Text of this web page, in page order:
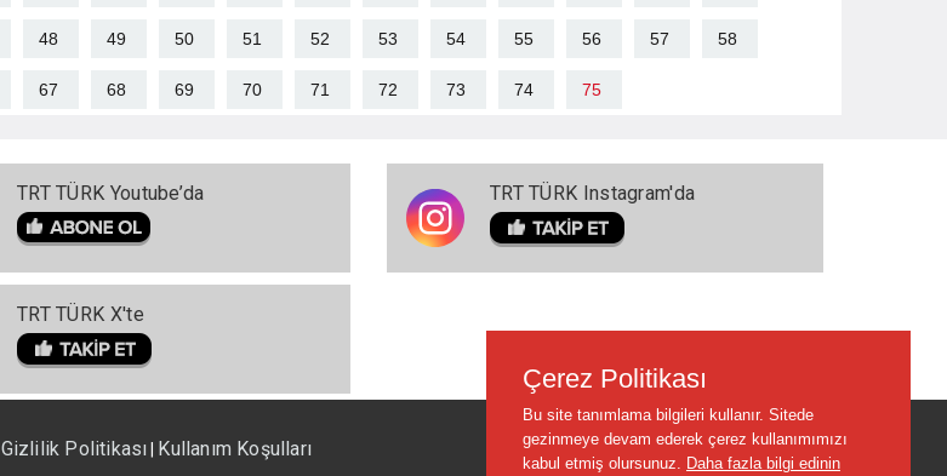
48 49 50 51 52 53 54 55 56 57 58
67 68 69 70 71 72 73 74 75
TRT TÜRK Youtube’da
TRT TÜRK X'te
TRT TÜRK Instagram'da
Gizlilik Politikası Kullanım Koşulları
Çerez Politikası
Bu site tanımlama bilgileri kullanır. Sitede
gezinmeye devam ederek çerez kullanımımızı
kabul etmiş olursunuz. Daha fazla bilgi edinin